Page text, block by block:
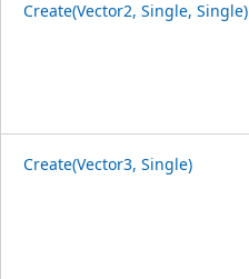
Create(Vector2, Single, Single)
Create(Vector3, Single)